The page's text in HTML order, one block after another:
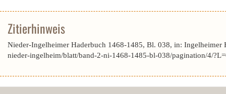
Zitierhinweis
Nieder-Ingelheimer Haderbuch 1468-1485, Bl. 038, in:
nieder-ingelheim/blatt/band-2-ni-1468-1485-bl-038/pagination/4/